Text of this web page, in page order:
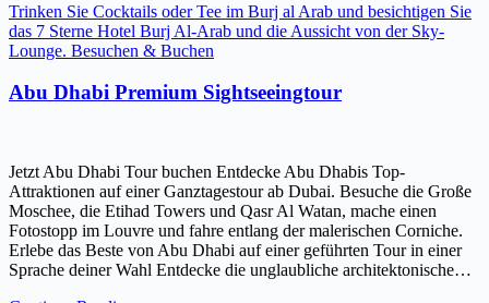
Trinken Sie Cocktails oder Tee im Burj al Arab und besichtigen Sie
das 7 Sterne Hotel Burj Al-Arab und die Aussicht von der Sky-
Lounge. Besuchen & Buchen
Abu Dhabi Premium Sightseeingtour
Jetzt Abu Dhabi Tour buchen Entdecke Abu Dhabis Top-
Attraktionen auf einer Ganztagestour ab Dubai. Besuche die Große
Moschee, die Etihad Towers und Qasr Al Watan, mache einen
Fotostopp im Louvre und fahre entlang der malerischen Corniche.
Erlebe das Beste von Abu Dhabi auf einer geführten Tour in einer
Sprache deiner Wahl Entdecke die unglaubliche architektonische…